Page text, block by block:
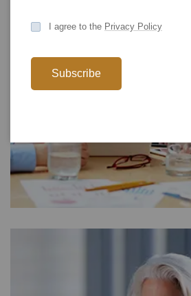
I agree to the Privacy Policy
Subscribe